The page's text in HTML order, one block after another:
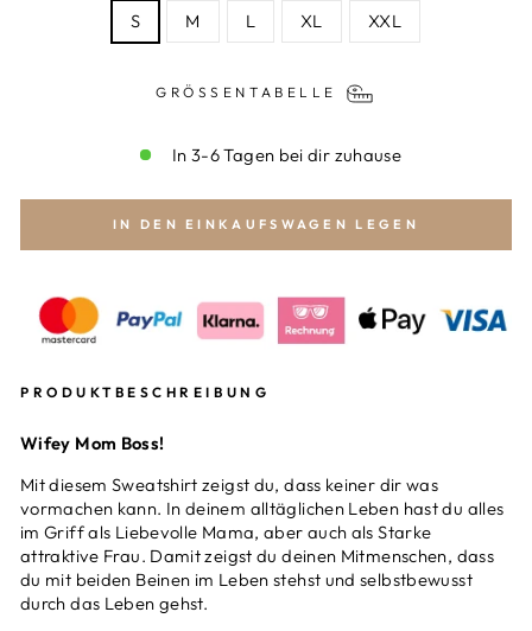
S M L XL XXL
GRÖSSENTABELLE
In 3-6 Tagen bei dir zuhause
IN DEN EINKAUFSWAGEN LEGEN
PRODUKTBESCHREIBUNG
Wifey Mom Boss!
Mit diesem Sweatshirt zeigst du, dass keiner dir was
vormachen kann. In deinem alltäglichen Leben hast du alles
im Griff als Liebevolle Mama, aber auch als Starke
attraktive Frau. Damit zeigst du deinen Mitmenschen, dass
du mit beiden Beinen im Leben stehst und selbstbewusst
durch das Leben gehst.